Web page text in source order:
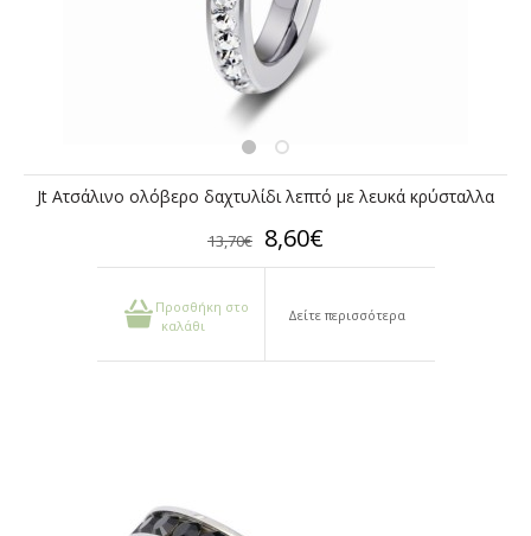
Jt Ατσάλινο ολόβερο δαχτυλίδι λεπτό με λευκά κρύσταλλα
13,70€ 8,60€
Προσθήκη στο
καλάθι
Δείτε περισσότερα